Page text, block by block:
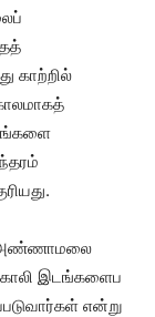
காற்றில்
அண்ணாமலை
இடங்களைப
என்று